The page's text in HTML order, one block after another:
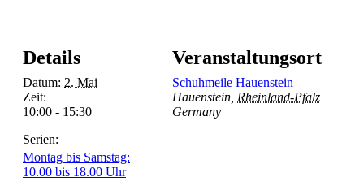
Details
Datum: 2. Mai
Zeit:
10:00 - 15:30
Serien:
Montag bis Samstag:
10.00 bis 18.00 Uhr
Veranstaltungsort
Schuhmeile Hauenstein
Hauenstein Rheinland-Pfalz
Germany